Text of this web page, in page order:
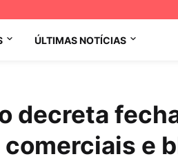
ÚLTIMAS NOTÍCIAS
decreta
e